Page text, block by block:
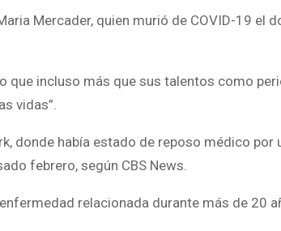
Mercader, quien murió de COVID-19 el
que incluso más que sus talentos como
vidas”.
donde había estado de reposo médico por
febrero, según CBS News.
relacionada durante más de 20